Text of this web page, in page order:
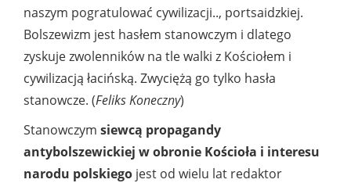
naszym pogratulować cywilizacji.., portsaidzkiej.
Bolszewizm jest hasłem stanowczym i dlatego
zyskuje zwolenników na tle walki z Kościołem i
cywilizacją łacińską. Zwyciężą go tylko hasła
stanowcze. (Feliks Koneczny)
Stanowczym siewcą propagandy
antybolszewickiej w obronie Kościoła i interesu
narodu polskiego jest od wielu lat redaktor